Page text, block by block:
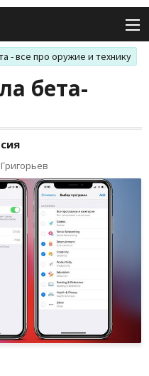
- все про оружие и технику
бета-